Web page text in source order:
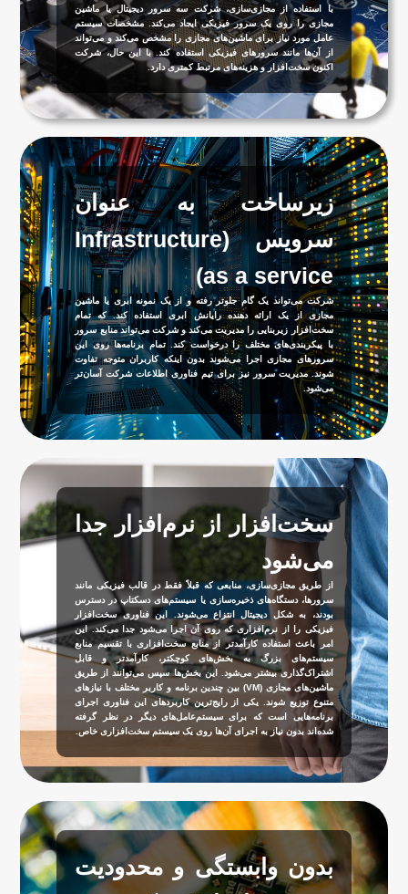
با استفاده از مجازی‌سازی، شرکت سه سرور دیجیتال یا ماشین
مجازی را روی یک سرور فیزیکی ایجاد می‌کند. مشخصات سیستم
عامل مورد نیاز برای ماشین‌های مجازی را مشخص می‌کند و می‌تواند
از آن‌ها مانند سرورهای فیزیکی استفاده کند. با این حال، شرکت
اکنون سخت‌افزار و هزینه‌های مرتبط کمتری دارد.
زیرساخت به عنوان
سرویس (Infrastructure
as a service)
شرکت می‌تواند یک گام جلوتر رفته و از یک نمونه ابری یا ماشین
مجازی از یک ارائه دهنده رایانش ابری استفاده کند. که تمام
سخت‌افزار زیربنایی را مدیریت می‌کند و شرکت می‌تواند منابع سرور
با پیکربندی‌های مختلف را درخواست کند. تمام برنامه‌ها روی این
سرورهای مجازی اجرا می‌شوند بدون اینکه کاربران متوجه تفاوت
شوند. مدیریت سرور نیز برای تیم فناوری اطلاعات شرکت آسان‌تر
می‌شود.
سخت‌افزار از نرم‌افزار جدا
می‌شود
از طریق مجازی‌سازی، منابعی که قبلاً فقط در قالب فیزیکی مانند
سرورها، دستگاه‌های ذخیره‌سازی یا سیستم‌های دسکتاپ در دسترس
بودند، به شکل دیجیتال انتزاع می‌شوند. این فناوری سخت‌افزار
فیزیکی را از نرم‌افزاری که روی آن اجرا می‌شود جدا می‌کند. این
امر باعث استفاده کارآمدتر از منابع سخت‌افزاری با تقسیم منابع
سیستم‌های بزرگ به بخش‌های کوچکتر، کارآمدتر و قابل
اشتراک‌گذاری بیشتر می‌شود. این بخش‌ها سپس می‌توانند از طریق
ماشین‌های مجازی (VM) بین چندین برنامه و کاربر مختلف با نیازهای
متنوع توزیع شوند. یکی از رایج‌ترین کاربردهای این فناوری اجرای
برنامه‌هایی است که برای سیستم‌عامل‌های دیگر در نظر گرفته
شده‌اند بدون نیاز به اجرای آن‌ها روی یک سیستم سخت‌افزاری خاص.
بدون وابستگی و محدودیت